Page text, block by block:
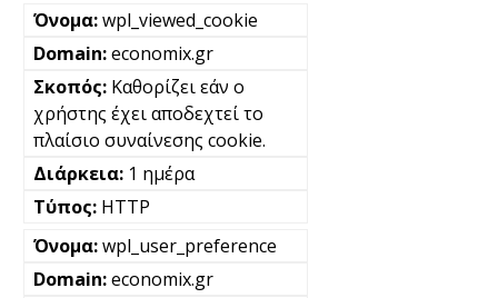
wpl_viewed_cookie
economix.gr
Καθορίζει εάν ο
χρήστης έχει αποδεχτεί το
πλαίσιο συναίνεσης cookie.
1 ημέρα
HTTP
wpl_user_preference
economix.gr